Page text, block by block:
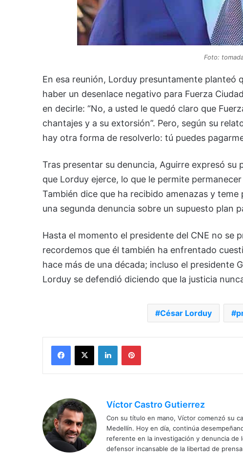
Foto:
En esa reunión, Lorduy presuntamente planteó
haber un desenlace negativo para Fuerza
en decirle: “No, a usted le quedó claro que
chantajes y a su extorsión”. Pero, según su
hay otra forma de resolverlo: tú puedes
Tras presentar su denuncia, Aguirre expresó
que Lorduy ejerce, lo que le permite
También dice que ha recibido amenazas y
una segunda denuncia sobre un supuesto plan
Hasta el momento el presidente del CNE no se
recordemos que él también ha enfrentado
hace más de una década; incluso el presidente
Lorduy se defendió diciendo que la justicia
César Lorduy
Facebook
X LinkedInPinterest
Víctor Castro Gutierrez
Con su título en mano, Víctor comenzó su
Medellín. Hoy en día, continúa
referente en la investigación y denuncia de
defensor incansable de la libertad de